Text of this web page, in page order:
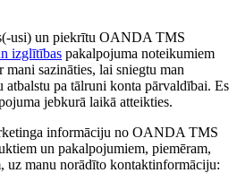
usi) un piekrītu OANDA TMS
izglītības pakalpojuma noteikumiem
sazināties, lai sniegtu man
atbalstu pa tālruni konta pārvaldībai. Es
jebkurā laikā atteikties.
informāciju no OANDA TMS
un pakalpojumiem, piemēram,
uz manu norādīto kontaktinformāciju: